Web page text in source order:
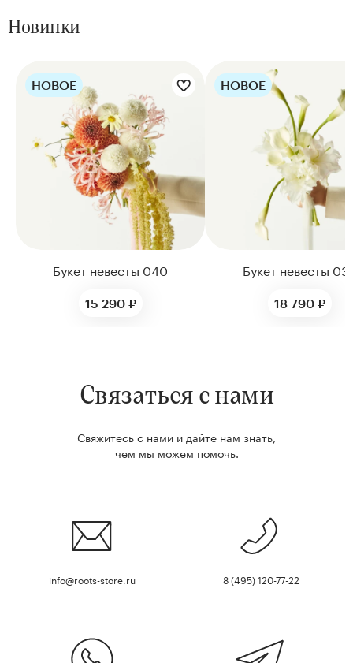
Новинки
Цветы букета:
НОВОЕ
Букет невесты 040
15 290 ₽
Цветы букета:
НОВОЕ
Букет невесты
18 790 ₽
Связаться с нами
Свяжитесь с нами и дайте нам знать,
чем мы можем помочь.
info@roots-store.ru 8 (495) 120-77-22